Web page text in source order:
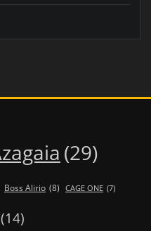
(29)
Boss Alirio (8) CAGE ONE (7)
(14)